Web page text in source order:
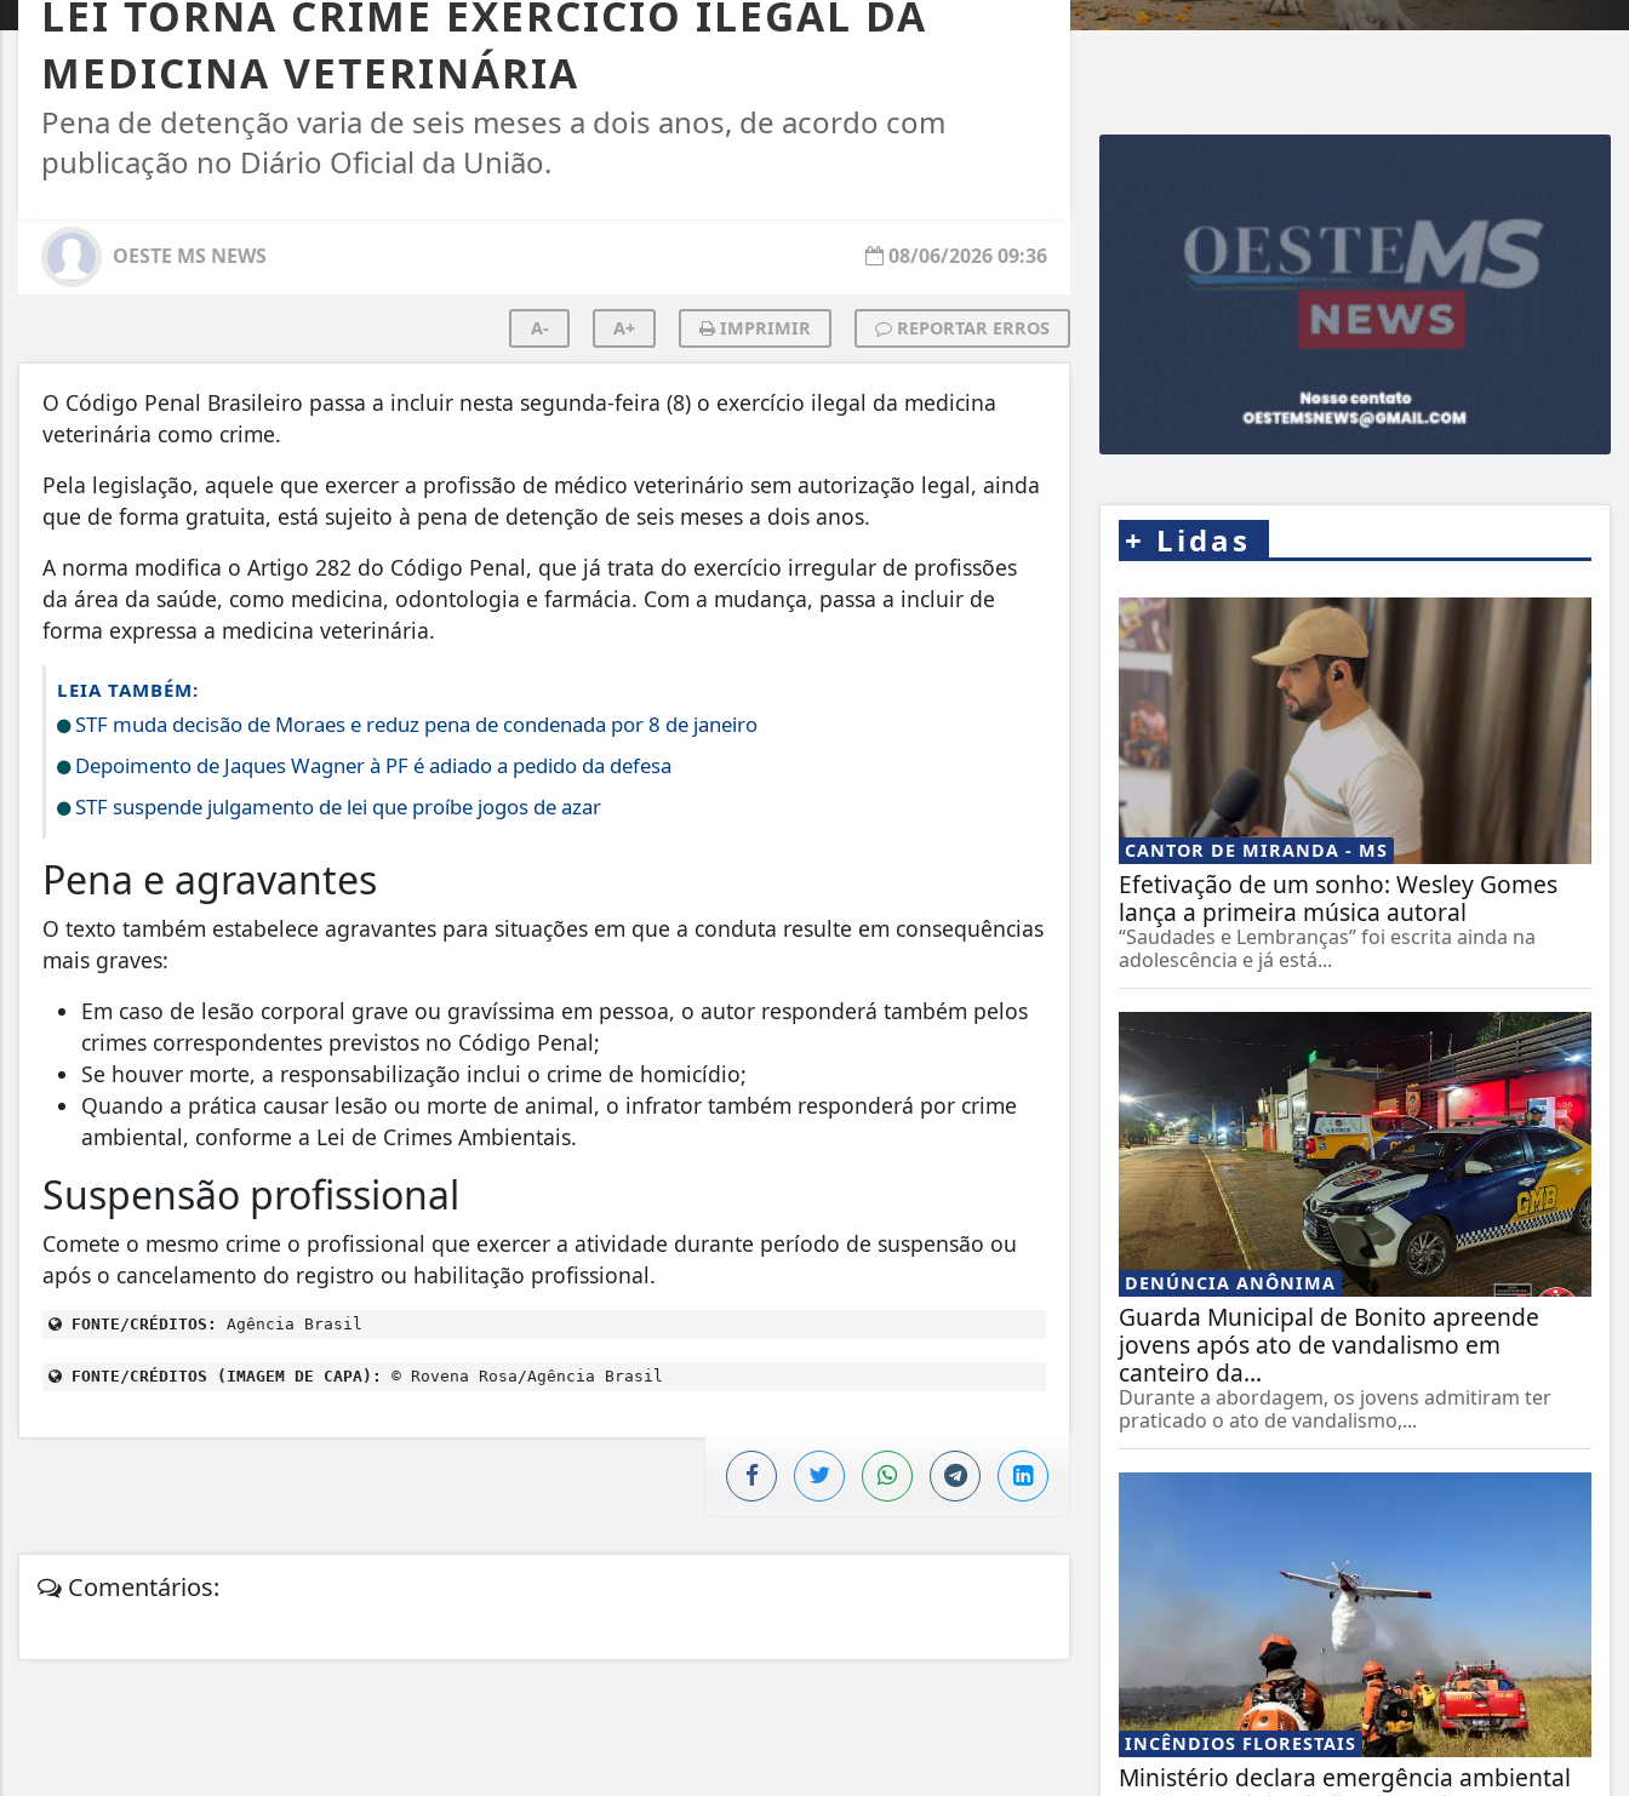
LEI TORNA CRIME EXERCÍCIO ILEGAL DA
MEDICINA VETERINÁRIA
Pena de detenção varia de seis meses a dois anos, de acordo com
publicação no Diário Oficial da União.
OESTE MS NEWS 08/06/2026 09:36
A- A+ IMPRIMIR REPORTAR ERROS
O Código Penal Brasileiro passa a incluir nesta segunda-feira (8) o exercício ilegal da medicina
veterinária como crime.
Pela legislação, aquele que exercer a profissão de médico veterinário sem autorização legal, ainda
que de forma gratuita, está sujeito à pena de detenção de seis meses a dois anos.
A norma modifica o Artigo 282 do Código Penal, que já trata do exercício irregular de profissões
da área da saúde, como medicina, odontologia e farmácia. Com a mudança, passa a incluir de
forma expressa a medicina veterinária.
LEIA TAMBÉM:
STF muda decisão de Moraes e reduz pena de condenada por 8 de janeiro
Depoimento de Jaques Wagner à PF é adiado a pedido da defesa
STF suspende julgamento de lei que proíbe jogos de azar
Pena e agravantes
O texto também estabelece agravantes para situações em que a conduta resulte em consequências
mais graves:
Em caso de lesão corporal grave ou gravíssima em pessoa, o autor responderá também pelos
crimes correspondentes previstos no Código Penal;
Se houver morte, a responsabilização inclui o crime de homicídio;
Quando a prática causar lesão ou morte de animal, o infrator também responderá por crime
ambiental, conforme a Lei de Crimes Ambientais.
Suspensão profissional
Comete o mesmo crime o profissional que exercer a atividade durante período de suspensão ou
após o cancelamento do registro ou habilitação profissional.
FONTE/CRÉDITOS: Agência Brasil
FONTE/CRÉDITOS (IMAGEM DE CAPA): © Rovena Rosa/Agência Brasil
Comentários:
+ Lidas
CANTOR DE MIRANDA - MS
Efetivação de um sonho: Wesley Gomes
lança a primeira música autoral
“Saudades e Lembranças” foi escrita ainda na
adolescência e já está...
DENÚNCIA ANÔNIMA
Guarda Municipal de Bonito apreende
jovens após ato de vandalismo em
canteiro da...
Durante a abordagem, os jovens admitiram ter
praticado o ato de vandalismo,...
INCÊNDIOS FLORESTAIS
Ministério declara emergência ambiental